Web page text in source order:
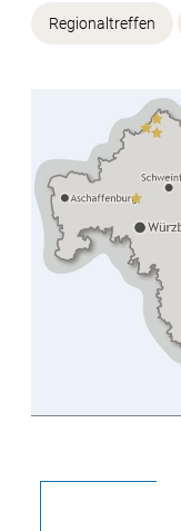
Regionaltreffen